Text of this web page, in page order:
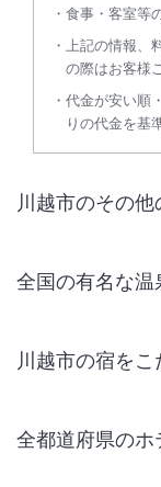
食事・客室等
上記の情報、
の際はお客様
代金が安い順
りの代金を基
川越市のその
全国の有名な温
川越市の宿を
全都道府県のホ